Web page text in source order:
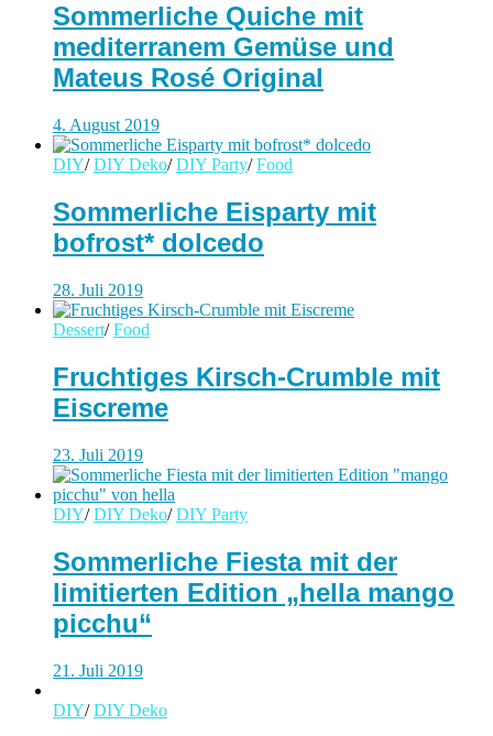
Sommerliche Quiche mit
mediterranem Gemüse und
Mateus Rosé Original
4. August 2019
DIY/ DIY Deko/ DIY Party/ Food
Sommerliche Eisparty mit
bofrost* dolcedo
28. Juli 2019
Dessert/ Food
Fruchtiges Kirsch-Crumble mit
Eiscreme
23. Juli 2019
DIY/ DIY Deko/ DIY Party
Sommerliche Fiesta mit der
limitierten Edition „hella mango
picchu“
21. Juli 2019
DIY/ DIY Deko